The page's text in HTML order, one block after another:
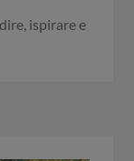
ispirare e